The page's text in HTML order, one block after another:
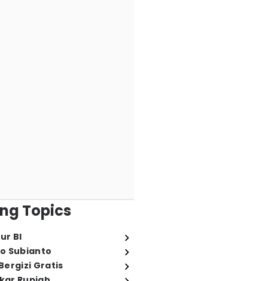
Topics
BI
Subianto
Gratis